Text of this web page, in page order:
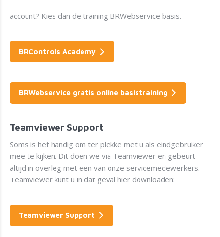
account? Kies dan de training BRWebservice basis.
BRControls Academy
BRWebservice gratis online basistraining
Teamviewer Support
Soms is het handig om ter plekke met u als eindgebruiker
mee te kijken. Dit doen we via Teamviewer en gebeurt
altijd in overleg met een van onze servicemedewerkers.
Teamviewer kunt u in dat geval hier downloaden:
Teamviewer Support